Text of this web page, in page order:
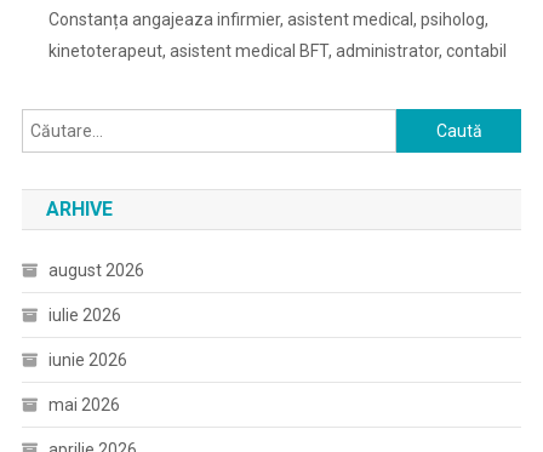
Constanța angajeaza infirmier, asistent medical, psiholog,
kinetoterapeut, asistent medical BFT, administrator, contabil
Caută
după:
ARHIVE
august 2026
iulie 2026
iunie 2026
mai 2026